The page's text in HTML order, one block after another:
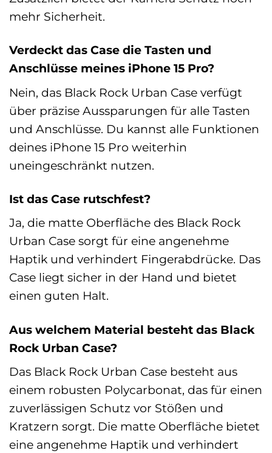
mehr Sicherheit.
Verdeckt das Case die Tasten und
Anschlüsse meines iPhone 15 Pro?
Nein, das Black Rock Urban Case verfügt
über präzise Aussparungen für alle Tasten
und Anschlüsse. Du kannst alle Funktionen
deines iPhone 15 Pro weiterhin
uneingeschränkt nutzen.
Ist das Case rutschfest?
Ja, die matte Oberfläche des Black Rock
Urban Case sorgt für eine angenehme
Haptik und verhindert Fingerabdrücke. Das
Case liegt sicher in der Hand und bietet
einen guten Halt.
Aus welchem Material besteht das Black
Rock Urban Case?
Das Black Rock Urban Case besteht aus
einem robusten Polycarbonat, das für einen
zuverlässigen Schutz vor Stößen und
Kratzern sorgt. Die matte Oberfläche bietet
eine angenehme Haptik und verhindert